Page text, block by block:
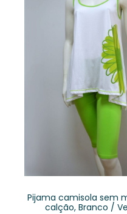
Pijama camisola sem
calção, Branco /